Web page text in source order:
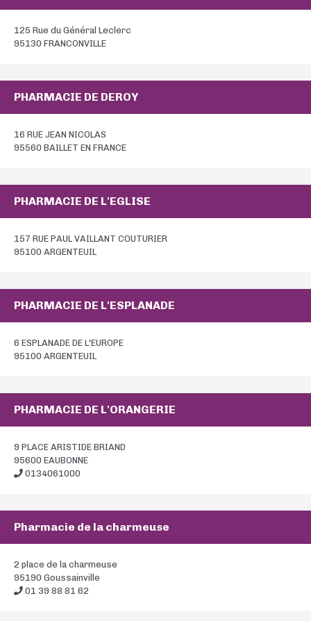
125 Rue du Général Leclerc
95130 FRANCONVILLE
PHARMACIE DE DEROY
16 RUE JEAN NICOLAS
95560 BAILLET EN FRANCE
PHARMACIE DE L'EGLISE
157 RUE PAUL VAILLANT COUTURIER
95100 ARGENTEUIL
PHARMACIE DE L'ESPLANADE
6 ESPLANADE DE L'EUROPE
95100 ARGENTEUIL
PHARMACIE DE L'ORANGERIE
9 PLACE ARISTIDE BRIAND
95600 EAUBONNE
0134061000
Pharmacie de la charmeuse
2 place de la charmeuse
95190 Goussainville
01 39 88 81 62